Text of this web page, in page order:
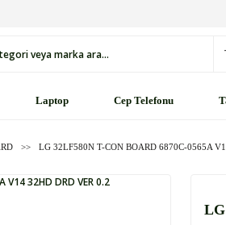
Laptop Cep Telefonu
LG 32LF580N T-CON BOARD 6870C-0565A